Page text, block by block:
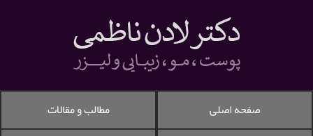
صفحه اصلی
مطالب و مقالات